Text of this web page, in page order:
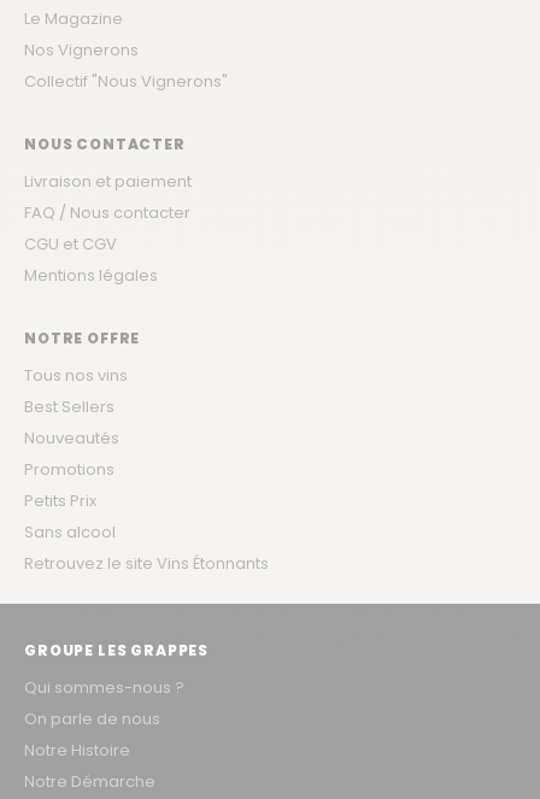
Le Magazine
Nos Vignerons
Collectif "Nous Vignerons"
NOUS CONTACTER
Livraison et paiement
FAQ / Nous contacter
CGU et CGV
Mentions légales
NOTRE OFFRE
Tous nos vins
Best Sellers
Nouveautés
Promotions
Petits Prix
Sans alcool
Retrouvez le site Vins Étonnants
GROUPE LES GRAPPES
Qui sommes-nous ?
On parle de nous
Notre Histoire
Notre Démarche